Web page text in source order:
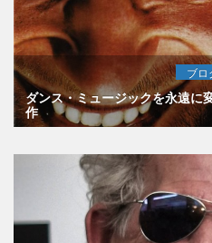
ブロ
ダンス・ミュージックを永遠に
作